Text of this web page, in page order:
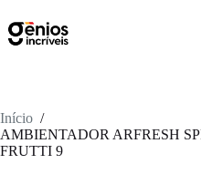
Início /
AMBIENTADOR ARFRESH
FRUTTI 9